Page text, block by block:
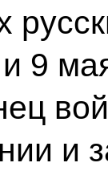
9
и